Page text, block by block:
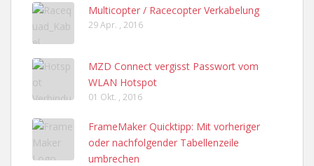
Multicopter / Racecopter Verkabelung
29 Apr. , 2016
MZD Connect vergisst Passwort vom
WLAN Hotspot
01 Okt. , 2016
FrameMaker Quicktipp: Mit vorheriger
oder nachfolgender Tabellenzeile
umbrechen